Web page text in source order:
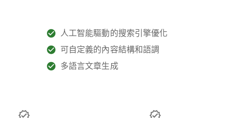
人工智能驅動的搜索引擎優化
可自定義的內容結構和語調
多語言文章生成